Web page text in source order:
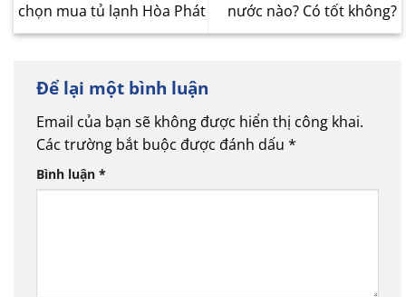
chọn mua tủ lạnh Hòa Phát
nước nào? Có tốt không?
Để lại một bình luận
Email của bạn sẽ không được hiển thị công khai.
Các trường bắt buộc được đánh dấu *
Bình luận *